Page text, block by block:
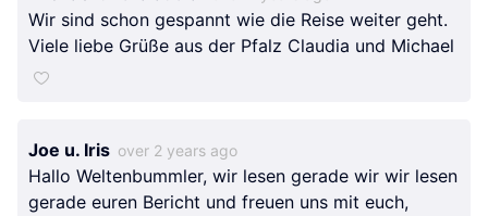
Wir sind schon gespannt wie die Reise weiter geht.
Viele liebe Grüße aus der Pfalz Claudia und Michael
Joe u. Iris over 2 years ago
Hallo Weltenbummler, wir lesen gerade wir wir lesen
gerade euren Bericht und freuen uns mit euch,